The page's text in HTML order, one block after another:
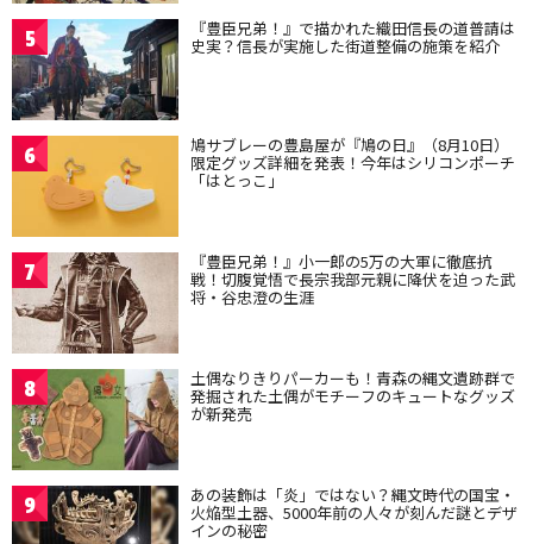
5 『豊臣兄弟！』で描かれた織田信長の道普請は
史実？信長が実施した街道整備の施策を紹介
6 鳩サブレーの豊島屋が『鳩の日』（8月10日）
限定グッズ詳細を発表！今年はシリコンポーチ
「はとっこ」
7 『豊臣兄弟！』小一郎の5万の大軍に徹底抗
戦！切腹覚悟で長宗我部元親に降伏を迫った武
将・谷忠澄の生涯
8 土偶なりきりパーカーも！青森の縄文遺跡群で
発掘された土偶がモチーフのキュートなグッズ
が新発売
9 あの装飾は「炎」ではない？縄文時代の国宝・
火焔型土器、5000年前の人々が刻んだ謎とデザ
インの秘密